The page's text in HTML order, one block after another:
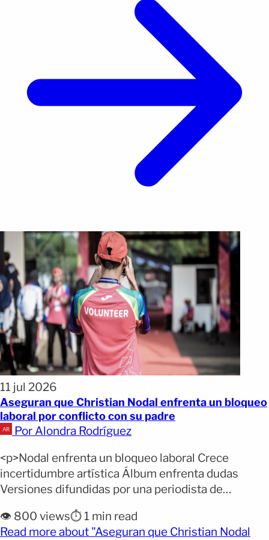
11 jul 2026
Aseguran que Christian Nodal enfrenta un bloqueo
laboral por conflicto con su padre
Por Alondra Rodríguez
<p>Nodal enfrenta un bloqueo laboral Crece
incertidumbre artística Álbum enfrenta dudas
Versiones difundidas por una periodista de
atravesaría uno de los momentos más complicados
de su carrera debido a un presunto conflicto con su
👁️ 800 views⏱️ 1 min read
Read more about "Aseguran que Christian Nodal